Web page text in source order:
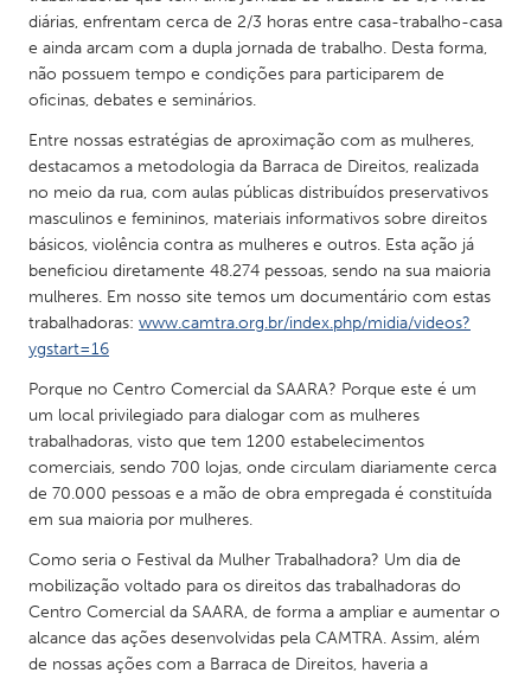
NETHERLANDS
Leiden
Rotterdam
QATAR
Qatar
SINGAPORE
Singapore
UNITED KINGDOM
Glasgow
UNITED STATES
Baltimore, MD
Boston, MA
Burlingame-San Mateo, CA
Cass Clay
Chicago, IL
Cleveland, OH
diárias, enfrentam cerca de 2/3 horas entre casa-trabalho-casa
e ainda arcam com a dupla jornada de trabalho. Desta forma,
não possuem tempo e condições para participarem de
oficinas, debates e seminários.
Entre nossas estratégias de aproximação com as mulheres,
destacamos a metodologia da Barraca de Direitos, realizada
no meio da rua, com aulas públicas distribuídos preservativos
masculinos e femininos, materiais informativos sobre direitos
básicos, violência contra as mulheres e outros. Esta ação já
beneficiou diretamente 48.274 pessoas, sendo na sua maioria
mulheres. Em nosso site temos um documentário com estas
trabalhadoras: www.camtra.org.br/index.php/midia/videos?
ygstart=16
Porque no Centro Comercial da SAARA? Porque este é um
um local privilegiado para dialogar com as mulheres
trabalhadoras, visto que tem 1200 estabelecimentos
comerciais, sendo 700 lojas, onde circulam diariamente cerca
de 70.000 pessoas e a mão de obra empregada é constituída
em sua maioria por mulheres.
Como seria o Festival da Mulher Trabalhadora? Um dia de
mobilização voltado para os direitos das trabalhadoras do
Centro Comercial da SAARA, de forma a ampliar e aumentar o
alcance das ações desenvolvidas pela CAMTRA. Assim, além
de nossas ações com a Barraca de Direitos, haveria a